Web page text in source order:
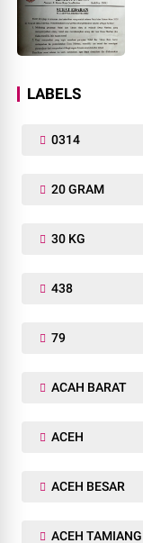
LABELS
0314
20 GRAM
30 KG
438
79
ACAH BARAT
ACEH
ACEH BESAR
ACEH TAMIANG